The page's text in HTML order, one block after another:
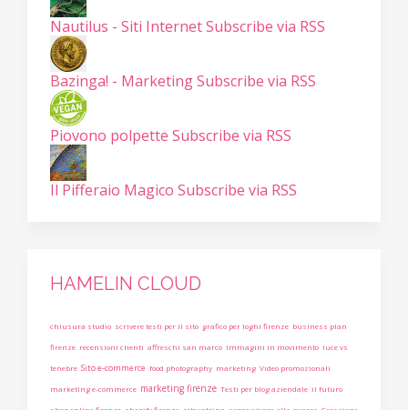
Nautilus - Siti InternetSubscribe via RSS
Bazinga! - MarketingSubscribe via RSS
Piovono polpette Subscribe via RSS
Il Pifferaio Magico Subscribe via RSS
HAMELIN CLOUD
chiusura studio scrivere testi per il sito grafico per loghi firenze business plan
firenze recensioni clienti affreschi san marco Immagini in movimento luce vs
tenebre Sito e-commerce food photography marketing Video promozionali
marketing e-commerce marketing firenze Testi per blog aziendale il futuro